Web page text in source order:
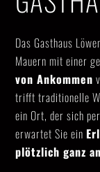
Das Gasthaus
Mauern mit einer
von Ankommen
trifft traditionelle
ein Ort, der sich
erwartet Sie ein
plötzlich ganz